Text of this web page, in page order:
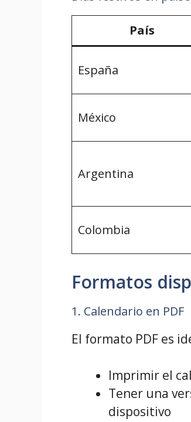
País
España
México
Argentina
Colombia
Formatos
1. Calendario en PDF
El formato PDF es
Imprimir el
Tener una
dispositivo